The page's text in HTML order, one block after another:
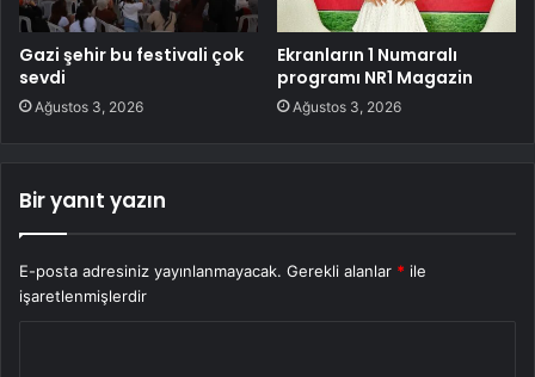
Gazi şehir bu festivali çok
sevdi
Ağustos 3, 2026
Ekranların 1 Numaralı
programı NR1 Magazin
Ağustos 3, 2026
Bir yanıt yazın
E-posta adresiniz yayınlanmayacak. Gerekli alanlar * ile
işaretlenmişlerdir